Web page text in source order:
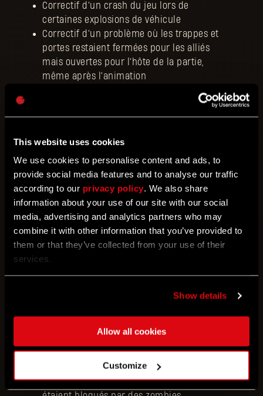
This website uses cookies
We use cookies to personalise content and ads, to
provide social media features and to analyse our traffic
according to our privacy policy. We also share
information about your use of our site with our social
media, advertising and analytics partners who may
combine it with other information that you’ve provided to
them or that they’ve collected from your use of their
services.
Show details
Allow all cookies
Customize
Correctif d'un crash du jeu lors de
certaines explosions de véhicule
Correctif d'un problème où les trappes et
portes restaient fermées pour les alliés
mais ouvertes pour l'hôte de la partie,
même après l'animation
Correctif des Rapaces qui ne
terminée
Gameplay
Correctif d'un problème où les coups de
grâce n'apparaissaient pas assez souvent
dans les niveaux NP+ supérieurs
Correctif de rencontres qui restaient
explosaient instantanément
Correctif d'un problème où certains
chemins de patrouille de Hurleurs